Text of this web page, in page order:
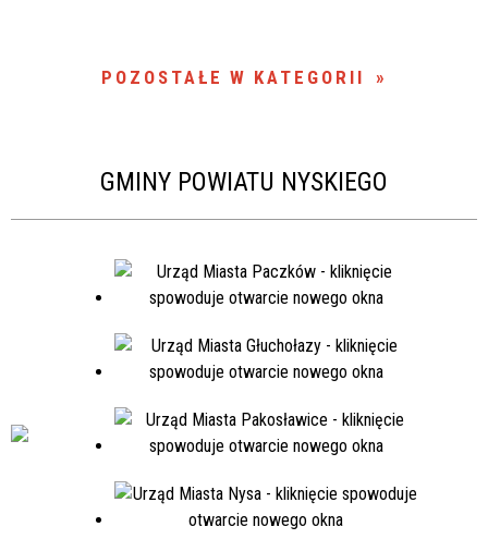
POZOSTAŁE W KATEGORII
GMINY POWIATU NYSKIEGO